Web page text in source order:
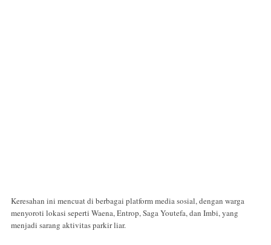
Keresahan ini mencuat di berbagai platform media sosial, dengan warga
menyoroti lokasi seperti Waena, Entrop, Saga Youtefa, dan Imbi, yang
menjadi sarang aktivitas parkir liar.